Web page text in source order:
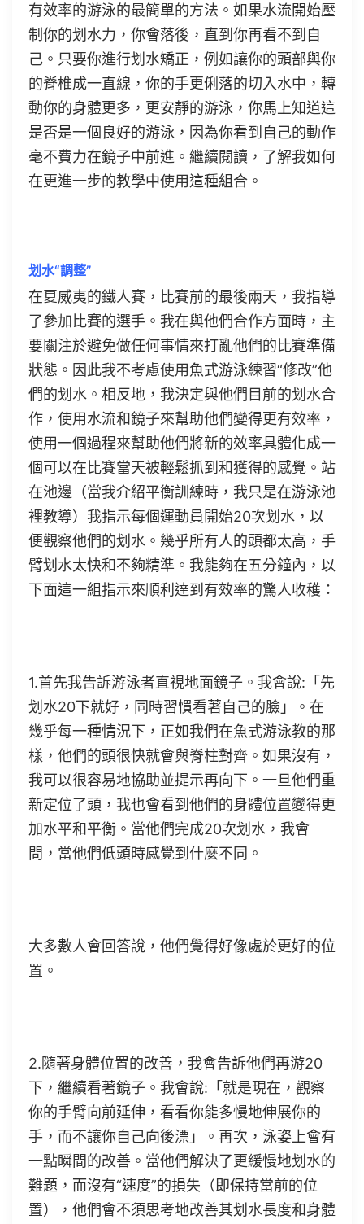
有效率的游泳的最簡單的方法。如果水流開始壓
制你的划水力，你會落後，直到你再看不到自
己。只要你進行划水矯正，例如讓你的頭部與你
的脊椎成一直線，你的手更俐落的切入水中，轉
動你的身體更多，更安靜的游泳，你馬上知道這
是否是一個良好的游泳，因為你看到自己的動作
毫不費力在鏡子中前進。繼續閱讀，了解我如何
在更進一步的教學中使用這種組合。
划水“調整”
在夏威夷的鐵人賽，比賽前的最後兩天，我指導
了參加比賽的選手。我在與他們合作方面時，主
要關注於避免做任何事情來打亂他們的比賽準備
狀態。因此我不考慮使用魚式游泳練習“修改”他
們的划水。相反地，我決定與他們目前的划水合
作，使用水流和鏡子來幫助他們變得更有效率，
使用一個過程來幫助他們將新的效率具體化成一
個可以在比賽當天被輕鬆抓到和獲得的感覺。站
在池邊（當我介紹平衡訓練時，我只是在游泳池
裡教導）我指示每個運動員開始20次划水，以
便觀察他們的划水。幾乎所有人的頭都太高，手
臂划水太快和不夠精準。我能夠在五分鐘內，以
下面這一組指示來順利達到有效率的驚人收穫：
1.首先我告訴游泳者直視地面鏡子。我會說:「先
划水20下就好，同時習慣看著自己的臉」。在
幾乎每一種情況下，正如我們在魚式游泳教的那
樣，他們的頭很快就會與脊柱對齊。如果沒有，
我可以很容易地協助並提示再向下。一旦他們重
新定位了頭，我也會看到他們的身體位置變得更
加水平和平衡。當他們完成20次划水，我會
問，當他們低頭時感覺到什麼不同。
大多數人會回答說，他們覺得好像處於更好的位
置。
2.隨著身體位置的改善，我會告訴他們再游20
下，繼續看著鏡子。我會說:「就是現在，觀察
你的手臂向前延伸，看看你能多慢地伸展你的
手，而不讓你自己向後漂」。再次，泳姿上會有
一點瞬間的改善。當他們解決了更緩慢地划水的
難題，而沒有“速度”的損失（即保持當前的位
置），他們會不須思考地改善其划水長度和身體